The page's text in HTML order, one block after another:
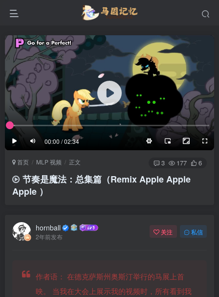
00:00 / 02:34
滚动顶部底部
防止弹幕重叠
同步视频速度
100%
1/4 半屏 3/4 满屏
25px
极慢 适中 极快
适中
滚动顶部 底部
发送
首页 MLP 视频 正文 3 177 6
节奏是魔法：总集篇（Remix Apple Apple
Apple ）
hornball
2年前发布
关注 私信
作者语： 在德克萨斯州奥斯汀举行的马展上首
映。 当我在大会上展示我的视频时，所有看到我